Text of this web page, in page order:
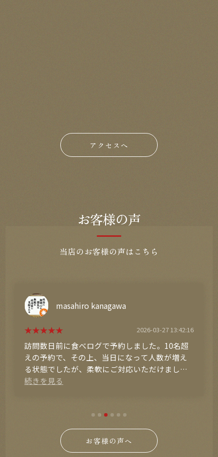
アクセスへ
当店のお客様の声はこちら
お客様の声
こ
2026-03-17 15:18:33
googleの評価4.3だったので期待して行ったが、
思ったほどではなかった。
(Translated by Google)
お客様の声へ